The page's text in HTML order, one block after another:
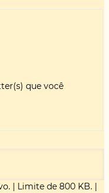
que você
| Limite de 800 KB. |